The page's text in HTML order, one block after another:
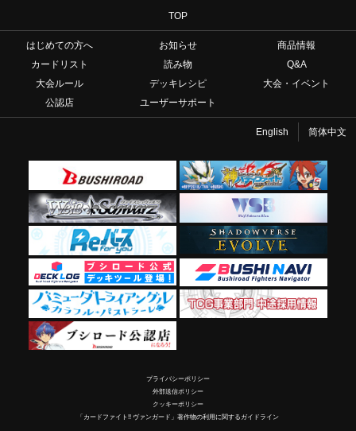
TOP
はじめての方へ お知らせ
商品情報
カードリスト
読み物
Q&A
大会ルール
デッキレシピ
大会・イベント
公認店
ユーザーサポート
English 简体中文
プライバシーポリシー
外部送信ポリシー
クッキーポリシー
「カードファイト!! ヴァンガード」著作物の利用に関するガイドライン